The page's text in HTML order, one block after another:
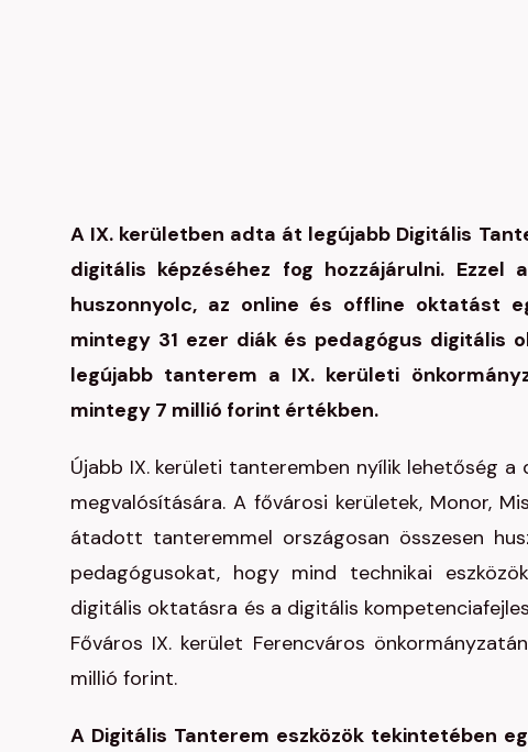
A IX. kerületben adta át legújabb Digitális
digitális képzéséhez fog hozzájárulni.
huszonnyolc, az online és offline oktatást
mintegy 31 ezer diák és pedagógus digitális
legújabb tanterem a IX. kerületi
mintegy 7 millió forint értékben.
Újabb IX. kerületi tanteremben nyílik lehetőség
megvalósítására. A fővárosi kerületek, Monor,
átadott tanteremmel országosan összesen
pedagógusokat, hogy mind technikai
digitális oktatásra és a digitális
Főváros IX. kerület Ferencváros
millió forint.
A Digitális Tanterem eszközök tekintetében